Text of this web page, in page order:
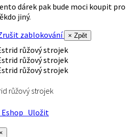
dárek pak bude moci koupit pro
jiný.
zablokování
× Zpět
růžový strojek
Uložit